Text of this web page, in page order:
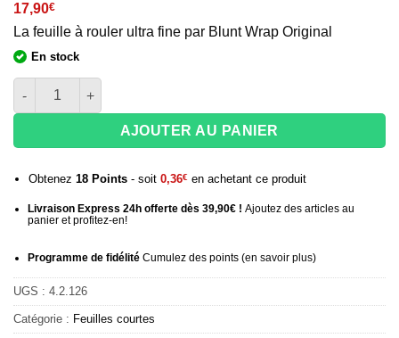
17,90€
La feuille à rouler ultra fine par Blunt Wrap Original
En stock
quantité de Feuilles Blunt Wrap Silver Regular x25
AJOUTER AU PANIER
Obtenez 18Points- soit 0,36€ en achetant ce produit
Livraison Express 24h offerte dès 39,90€ ! Ajoutez des articles au
panier et profitez-en!
Programme de fidélitéCumulez des points (en savoir plus)
UGS : 4.2.126
Catégorie : Feuilles courtes